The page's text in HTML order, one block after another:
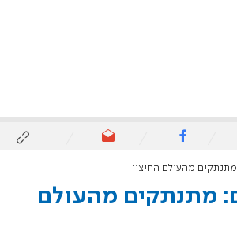
מהעולם החיצון
מתנתקים מהעולם